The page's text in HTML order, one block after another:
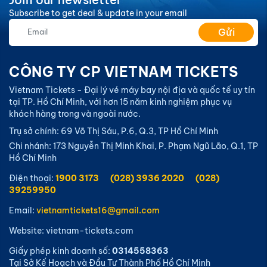
cao”, hãng hàng không Vietnam Airlines nổi bật và
gây ấn tượng với đội ngũ tiếp viên chuyên nghiệp
trong hình ảnh tà áo dài truyền thống, không kém phần
năng động tươi trẻ đầy nhiệt huyết.
Subscribe to get deal & update in your email
Gửi
CÔNG TY CP VIETNAM TICKETS
Vietnam Tickets - Đại lý vé máy bay nội địa và quốc tế uy tín
tại TP. Hồ Chí Minh, với hơn 15 năm kinh nghiệm phục vụ
khách hàng trong và ngoài nước.
Trụ sở chính: 69 Võ Thị Sáu, P.6, Q.3, TP Hồ Chí Minh
Chi nhánh: 173 Nguyễn Thị Minh Khai, P. Phạm Ngũ Lão, Q.1, TP
Hồ Chí Minh
Điện thoại: 1900 3173 (028) 3936 2020
(028)
39259950
Email: vietnamtickets16@gmail.com
Website: vietnam-tickets.com
Giấy phép kinh doanh số: 0314558363
Tại Sở Kế Hoạch và Đầu Tư Thành Phố Hồ Chí Minh